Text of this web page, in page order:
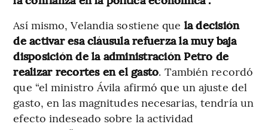
Así mismo, Velandia sostiene que la decisión
de activar esa cláusula refuerza la muy baja
disposición de la administración Petro de
realizar recortes en el gasto. También recordó
que “el ministro Ávila afirmó que un ajuste del
gasto, en las magnitudes necesarias, tendría un
efecto indeseado sobre la actividad